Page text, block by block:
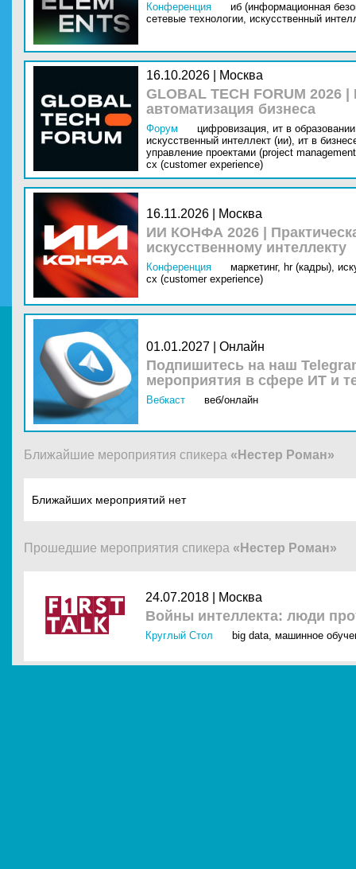
Конференция
иб (информационная
сетевые технологии, искусственный
16.10.2026 | Москва
GLOBAL TECH FORUM
автоматизация бизнеса
Форум цифровизация, ит в
искусственный интеллект (ии), ит в
управление проектами (project
cx (customer experience)
16.11.2026 | Москва
ИИ КОНФА 2026 |
искусственному интеллекту
Конференция маркетинг, hr (кадры),
cx (customer experience)
01.01.2027 | Онлайн
Подпишитесь на наш
мероприятия в сфере ИТ и
Вебкаст веб/онлайн
Ближайшие мероприятия спикера «Нестер Роман»
Ближайших мероприятий нет
Прошедшие мероприятия спикера «Нестер Роман»
24.07.2018 | Москва
Войны интеллекта: люди
Круглый Стол big data, машинное